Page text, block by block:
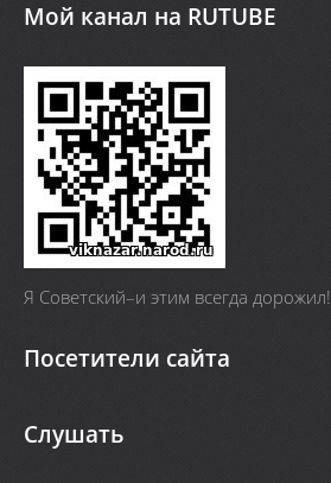
Мой канал на RUTUBE
Я Cоветский–и этим всегда дорожил!
Посетители сайта
Слушать